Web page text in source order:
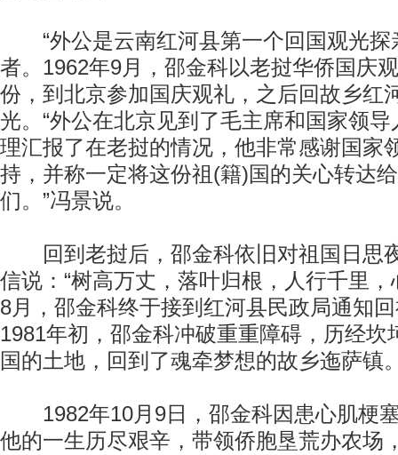
“外公是云南红河县第一个回国观光探
者。1962年9月，邵金科以老挝华侨国庆
份，到北京参加国庆观礼，之后回故乡红
光。“外公在北京见到了毛主席和国家领
理汇报了在老挝的情况，他非常感谢国家
持，并称一定将这份祖(籍)国的关心转达
们。”冯景说。
回到老挝后，邵金科依旧对祖国日思
信说：“树高万丈，落叶归根，人行千里，
8月，邵金科终于接到红河县民政局通知
1981年初，邵金科冲破重重障碍，历经坎
国的土地，回到了魂牵梦想的故乡迤萨镇
1982年10月9日，邵金科因患心肌梗
他的一生历尽艰辛，带领侨胞垦荒办农场